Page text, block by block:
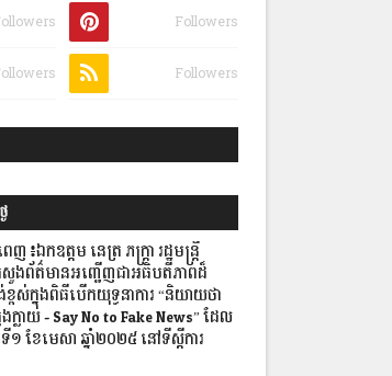
Followers
Followers
េញ៖ឯកឧត្តម នេត្រ ភក្រ្តា រដ្ឋមន្ត្រី
សួងព័ត៌មានអញ្ជើញជាអធិបតីភាពដ៏
ខ្ពស់ក្នុងពិធីបើកយុទ្ធនាការ “និយាយថា
ក្លាយ - Say No to Fake News” ដែល
ទី១ ខែមេសា ឆ្នាំ២០២៥ នៅទីស្តីការ